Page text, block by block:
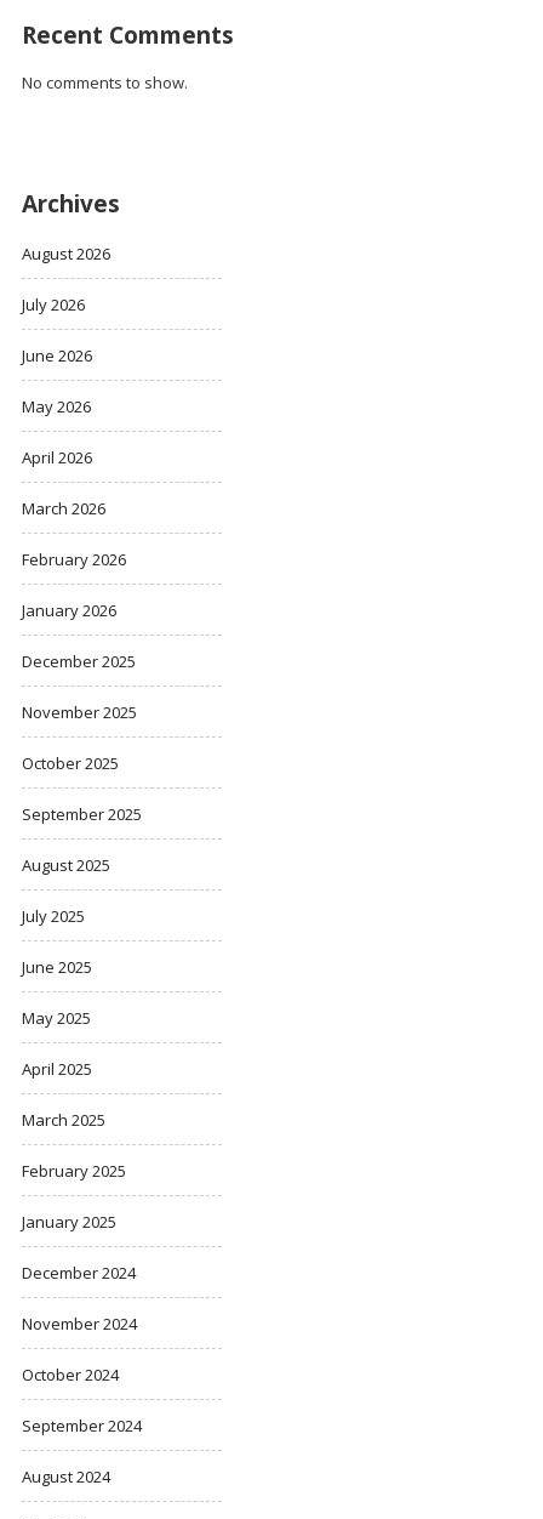
Recent Comments
No comments to show.
Archives
August 2026
July 2026
June 2026
May 2026
April 2026
March 2026
February 2026
January 2026
December 2025
November 2025
October 2025
September 2025
August 2025
July 2025
June 2025
May 2025
April 2025
March 2025
February 2025
January 2025
December 2024
November 2024
October 2024
September 2024
August 2024